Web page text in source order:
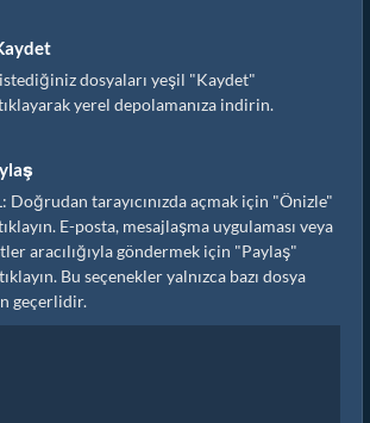
dosyaları yeşil "Kaydet"
yerel depolamanıza indirin.
Doğrudan tarayıcınızda açmak için "Önizle"
E-posta, mesajlaşma uygulaması veya
aracılığıyla göndermek için "Paylaş"
Bu seçenekler yalnızca bazı dosya
geçerlidir.